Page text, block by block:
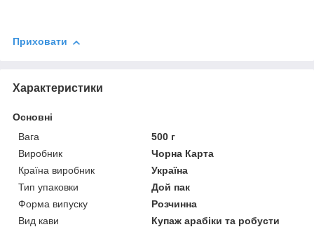
Приховати
Характеристики
Основні
Вага
500 г
Виробник
Чорна Карта
Країна виробник
Україна
Тип упаковки
Дой пак
Форма випуску
Розчинна
Вид кави
Купаж арабіки та робусти